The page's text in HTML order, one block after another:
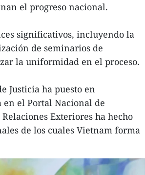
el progreso nacional.
significativos, incluyendo la
de seminarios de
la uniformidad en el proceso.
Justicia ha puesto en
el Portal Nacional de
Exteriores ha hecho
de los cuales Vietnam forma